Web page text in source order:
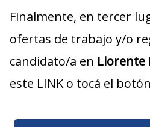
Finalmente, en tercer
ofertas de trabajo y/o
candidato/a en Llorente
este LINK o tocá el